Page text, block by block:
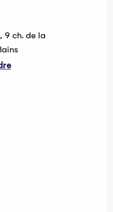
9 ch. de la